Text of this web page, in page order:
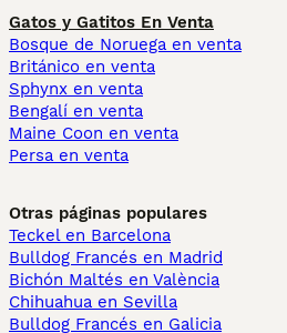
Gatos y Gatitos En Venta
Bosque de Noruega en venta
Británico en venta
Sphynx en venta
Bengalí en venta
Maine Coon en venta
Persa en venta
Otras páginas populares
Teckel en Barcelona
Bulldog Francés en Madrid
Bichón Maltés en València
Chihuahua en Sevilla
Bulldog Francés en Galicia